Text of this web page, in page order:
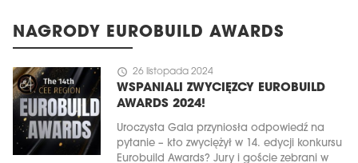
NAGRODY EUROBUILD AWARDS
schedule 26 listopada 2024
WSPANIALI ZWYCIĘZCY EUROBUILD
AWARDS 2024!
Uroczysta Gala przyniosła odpowiedź na
pytanie – kto zwyciężył w 14. edycji konkursu
Eurobuild Awards? Jury i goście zebrani w